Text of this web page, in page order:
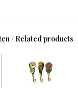
/ Related products